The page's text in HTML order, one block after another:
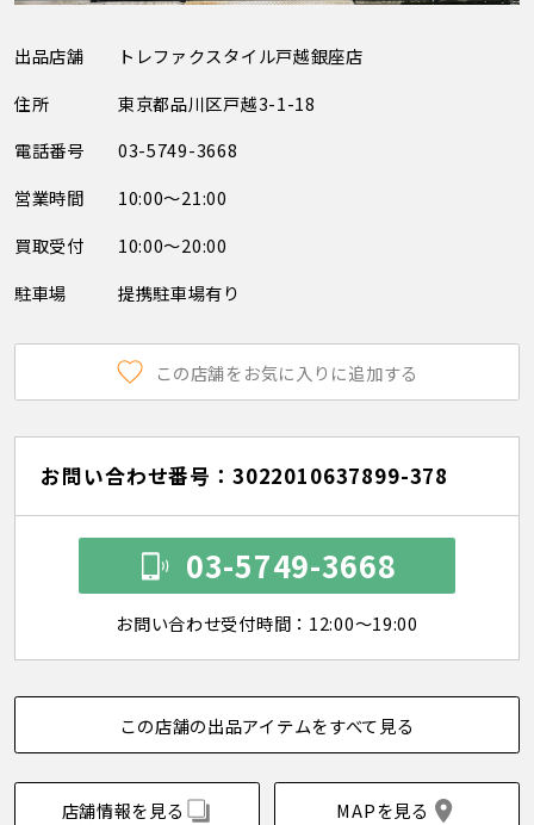
出品店舗
トレファクスタイル戸越銀座店
住所
東京都品川区戸越3-1-18
電話番号
03-5749-3668
営業時間
10:00～21:00
買取受付
10:00～20:00
駐車場
提携駐車場有り
この店舗をお気に入りに追加する
お問い合わせ番号：3022010637899-378
03-5749-3668
お問い合わせ受付時間：12:00～19:00
この店舗の出品アイテムをすべて見る
店舗情報を見る MAPを見る